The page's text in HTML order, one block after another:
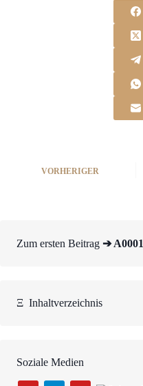
VORHERIGER
Zum ersten Beitrag ➔ A0001
Ξ Inhaltverzeichnis
Soziale Medien